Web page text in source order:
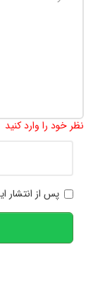
نظر خود را وارد کنید
پس از انتشار